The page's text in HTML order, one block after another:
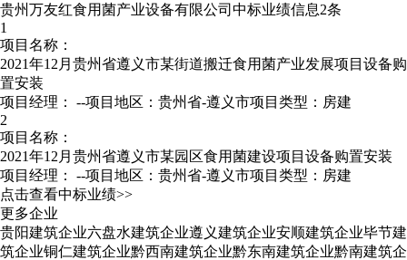
贵州万友红食用菌产业设备有限公司中标业绩信息2条
1
项目名称：
2021年12月贵州省遵义市某街道搬迁食用菌产业发展项目设备购
置安装
项目经理： --项目地区：贵州省-遵义市项目类型：房建
2
项目名称：
2021年12月贵州省遵义市某园区食用菌建设项目设备购置安装
项目经理： --项目地区：贵州省-遵义市项目类型：房建
点击查看中标业绩>>
更多企业
贵阳建筑企业六盘水建筑企业遵义建筑企业安顺建筑企业毕节建
筑企业铜仁建筑企业黔西南建筑企业黔东南建筑企业黔南建筑企